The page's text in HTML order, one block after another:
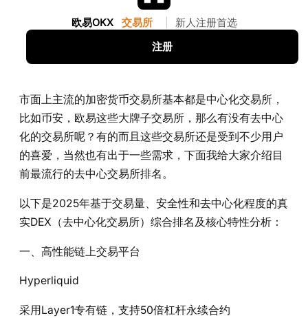
欧易OKX 交易所 新人注册首选
注册
市面上主流的加密货币交易所基本都是中心化交易所，
比如币安，欧易这些大牌子交易所，那么有没有去中心
化的交易所呢？有的而且这些交易所还是受到不少用户
的喜爱，当然也有出于一些需求，下面我给大家介绍目
前最流行的去中心交易所排名。
以下是2025年基于交易量、安全性和去中心化程度的真
实DEX（去中心化交易所）综合排名及核心特性分析：
一、高性能链上交易平台
Hyperliquid‌
采用Layer1专有链，支持50倍杠杆永续合约